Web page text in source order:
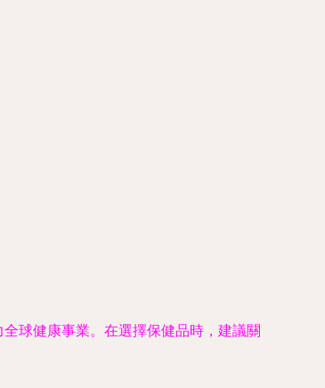
球健康事業。在選擇保健品時，建議關